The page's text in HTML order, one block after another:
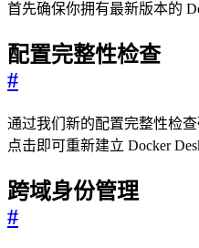
首先确保你拥有最新版本的
配置完整性检查
#
通过我们新的配置完整性检
点击即可重新建立 Docker
跨域身份管理
#